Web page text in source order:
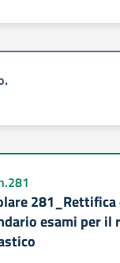
esami per il